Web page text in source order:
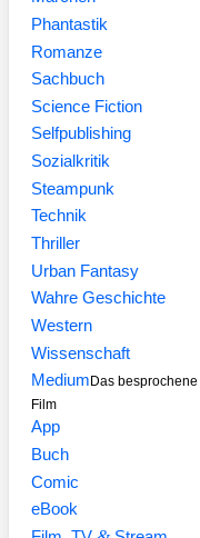
Phantastik
Romanze
Sachbuch
Science Fiction
Selfpublishing
Sozialkritik
Steampunk
Technik
Thriller
Urban Fantasy
Wahre Geschichte
Western
Wissenschaft
Medium Das
Film
App
Buch
Comic
eBook